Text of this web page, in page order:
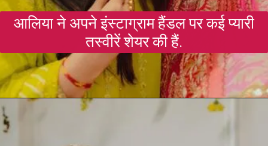
आलिया ने अपने इंस्टाग्राम हैंडल पर कई प्यारी
तस्वीरें शेयर की हैं.